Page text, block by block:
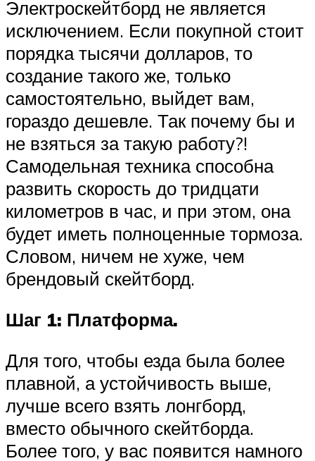
Электроскейтборд не является
исключением. Если покупной стоит
порядка тысячи долларов, то
создание такого же, только
самостоятельно, выйдет вам,
гораздо дешевле. Так почему бы и
не взяться за такую работу?!
Самодельная техника способна
развить скорость до тридцати
километров в час, и при этом, она
будет иметь полноценные тормоза.
Словом, ничем не хуже, чем
брендовый скейтборд.
Шаг 1: Платформа.
Для того, чтобы езда была более
плавной, а устойчивость выше,
лучше всего взять лонгборд,
вместо обычного скейтборда.
Более того, у вас появится намного